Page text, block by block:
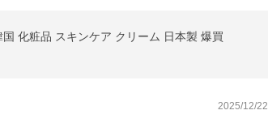
化粧品 スキンケア クリーム 日本製 爆買
2025/12/22